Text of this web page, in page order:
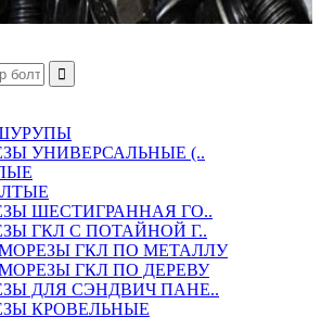
УНИВЕРСАЛЬНЫЕ (..
ШЕСТИГРАННАЯ ГО..
ГКЛ С ПОТАЙНОЙ Г..
ГКЛ ПО МЕТАЛЛУ
ГКЛ ПО ДЕРЕВУ
ДЛЯ СЭНДВИЧ ПАНЕ..
КРОВЕЛЬНЫЕ